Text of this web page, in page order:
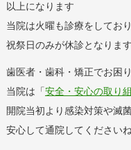
以上になります
当院は火曜も診療をしており
祝祭日のみが休診となります
歯医者・歯科・矯正でお困
当院は「安全・安心の取り
開院当初より感染対策や滅
安心して通院してください